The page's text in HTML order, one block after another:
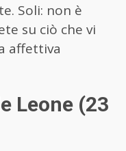
Soli: non è
su ciò che vi
affettiva
Leone (23